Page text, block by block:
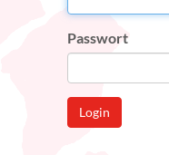
Passwort
Login